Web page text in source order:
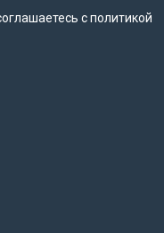
сполитикой